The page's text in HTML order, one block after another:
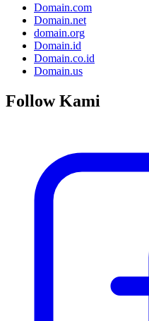
Domain.com
Domain.net
domain.org
Domain.id
Domain.co.id
Domain.us
Follow Kami